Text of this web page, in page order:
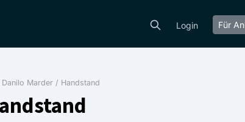
Login Für
Danilo Marder / Handstand